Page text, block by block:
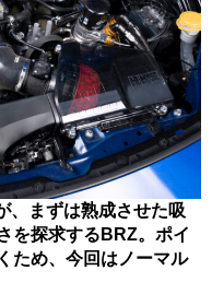
、まずは熟成させた吸
を探求するBRZ。ポイ
ため、今回はノーマル